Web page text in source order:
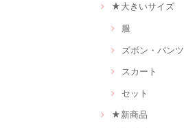
★大きいサイズ
服
ズボン・パンツ
スカート
セット
★新商品